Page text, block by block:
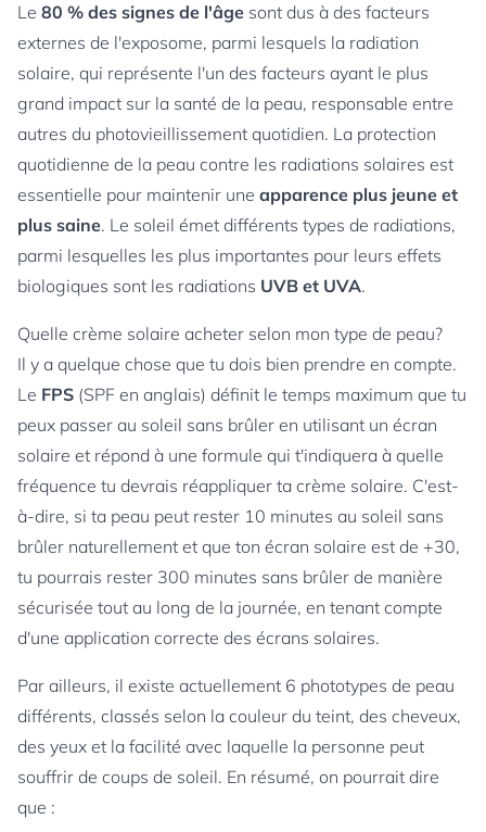
Le 80 % des signes de l'âge sont dus à des facteurs
externes de l'exposome, parmi lesquels la radiation
solaire, qui représente l'un des facteurs ayant le plus
grand impact sur la santé de la peau, responsable entre
autres du photovieillissement quotidien. La protection
quotidienne de la peau contre les radiations solaires est
essentielle pour maintenir une apparence plus jeune et
plus saine. Le soleil émet différents types de radiations,
parmi lesquelles les plus importantes pour leurs effets
biologiques sont les radiations UVB et UVA.
Quelle crème solaire acheter selon mon type de peau?
Il y a quelque chose que tu dois bien prendre en compte.
Le FPS (SPF en anglais) définit le temps maximum que tu
peux passer au soleil sans brûler en utilisant un écran
solaire et répond à une formule qui t'indiquera à quelle
fréquence tu devrais réappliquer ta crème solaire. C'est-
à-dire, si ta peau peut rester 10 minutes au soleil sans
brûler naturellement et que ton écran solaire est de +30,
tu pourrais rester 300 minutes sans brûler de manière
sécurisée tout au long de la journée, en tenant compte
d'une application correcte des écrans solaires.
Par ailleurs, il existe actuellement 6 phototypes de peau
différents, classés selon la couleur du teint, des cheveux,
des yeux et la facilité avec laquelle la personne peut
souffrir de coups de soleil. En résumé, on pourrait dire
que :